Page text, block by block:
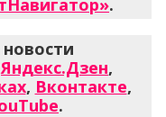
.
Яндекс.Дзен,
, Вконтакте,
.